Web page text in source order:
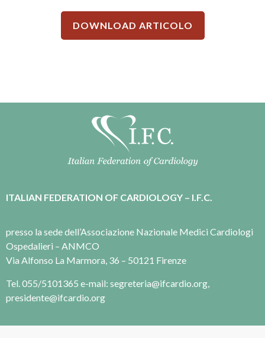
DOWNLOAD ARTICOLO
ITALIAN FEDERATION OF CARDIOLOGY – I.F.C.
presso la sede dell’Associazione Nazionale Medici Cardiologi
Ospedalieri – ANMCO
Via Alfonso La Marmora, 36 – 50121 Firenze
Tel. 055/5101365 e-mail: segreteria@ifcardio.org,
presidente@ifcardio.org